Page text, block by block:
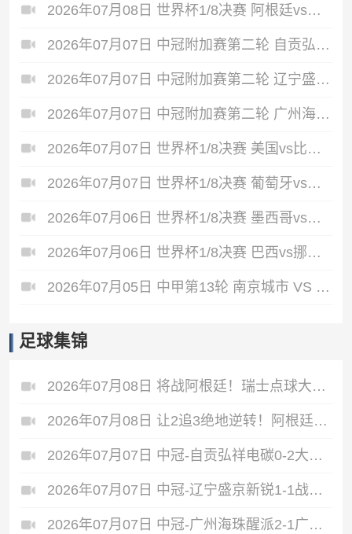
2026年07月08日 世界杯1/8决赛 阿根廷vs埃及 全场录像
2026年07月07日 中冠附加赛第二轮 自贡弘祥电碳 VS 大连聚惺晟恒 全场录像
2026年07月07日 中冠附加赛第二轮 辽宁盛京新锐 VS 上海泽天 全场录像
2026年07月07日 中冠附加赛第二轮 广州海珠醒派 VS 吴川青年 全场录像
2026年07月07日 世界杯1/8决赛 美国vs比利时 全场录像
2026年07月07日 世界杯1/8决赛 葡萄牙vs西班牙 全场录像
2026年07月06日 世界杯1/8决赛 墨西哥vs英格兰 全场录像
2026年07月06日 世界杯1/8决赛 巴西vs挪威 全场录像
2026年07月05日 中甲第13轮 南京城市 VS 佛山南狮 全场录像
足球集锦
2026年07月08日 将战阿根廷！瑞士点球大战4-3淘汰哥伦比亚 D·桑切斯、库乔失点
2026年07月08日 让2追3绝地逆转！阿根廷3-2绝杀埃及进8强 梅西传射+失点恩佐绝杀
2026年07月07日 中冠-自贡弘祥电碳0-2大连聚惺晟恒 马灿杰破门
2026年07月07日 中冠-辽宁盛京新锐1-1战平上海泽天 双方握手言和
2026年07月07日 中冠-广州海珠醒派2-1广东吴川青年 黎宇扬梅开二度